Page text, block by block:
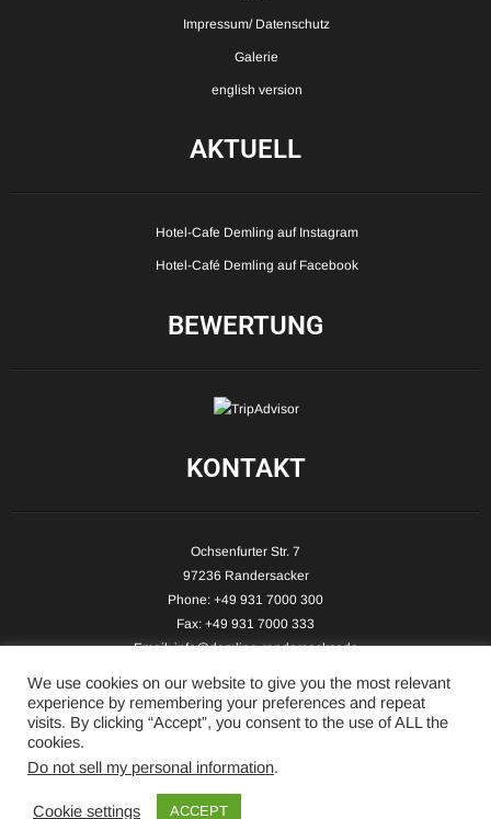
Impressum/ Datenschutz
Galerie
english version
AKTUELL
Hotel-Cafe Demling auf Instagram
Hotel-Café Demling auf Facebook
BEWERTUNG
KONTAKT
Ochsenfurter Str. 7
97236 Randersacker
Phone: +49 931 7000 300
Fax: +49 931 7000 333
Email:info@demling-randersacker.de
Copyright © 2026 Hotel-Café Demling - All Rights Reserved.
We use cookies on our website to give you the most relevant
experience by remembering your preferences and repeat
visits. By clicking “Accept”, you consent to the use of ALL the
cookies.
Do not sell my personal information.
Cookie settings ACCEPT